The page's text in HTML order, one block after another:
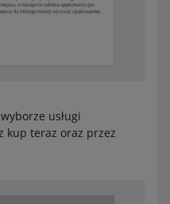
usługi
kup teraz oraz przez